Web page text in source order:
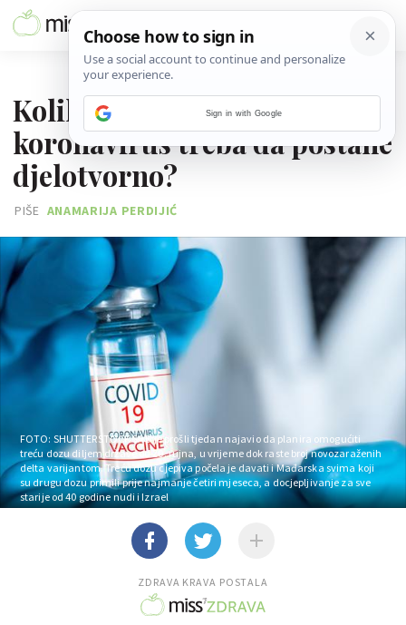
Koliko cjepivu za
koronavirus treba da postane
djelotvorno?
PIŠE ANAMARIJA PERDIJIĆ
FOTO: SHUTTERSTOCKSAD je prošli tjedan najavio da planira omogućiti
treću dozu diljem države od 20. rujna, u vrijeme dok raste broj novozaraženih
delta varijantom. Treću dozu cjepiva počela je davati i Mađarska svima koji
su drugu dozu primili prije najmanje četiri mjeseca, a docjepljivanje za sve
starije od 40 godine nudi i Izrael
ZDRAVA KRAVA POSTALA
Sign in with Google